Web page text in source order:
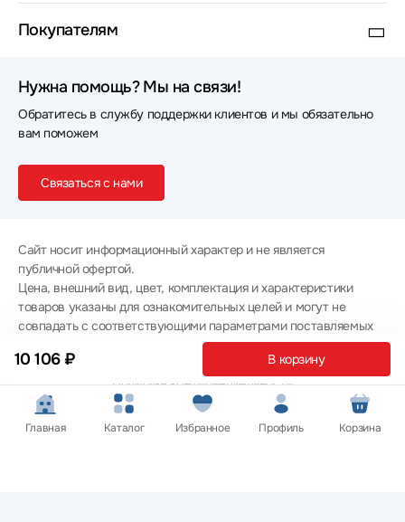
10 106 ₽ В корзину
Покупателям
Нужна помощь? Мы на связи!
Обратитесь в службу поддержки клиентов и мы обязательно
вам поможем
Связаться с нами
Сайт носит информационный характер и не является
публичной офертой.
Цена, внешний вид, цвет, комплектация и характеристики
товаров указаны для ознакомительных целей и могут не
совпадать с соответствующими параметрами поставляемых
товаров - уточняйте информацию у менеджера при
оформлении заказа.
Политика конфиденциальности
© 2012 — 2026 ООО «Эпл Тэк»
Главная Каталог Избранное Профиль Корзина